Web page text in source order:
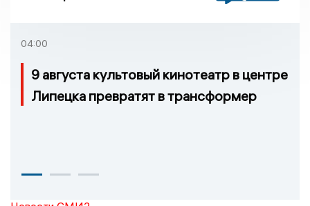
04:00
9 августа культовый кинотеатр в центре
Липецка превратят в трансформер